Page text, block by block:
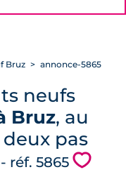
Bruz annonce-5865
neufs
Bruz, au
pas
- réf. 5865 💗